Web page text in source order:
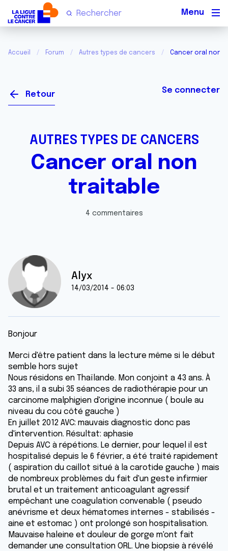
Accueil Forum Autres types de cancers Cancer oral non
Retour Se connecter
AUTRES TYPES DE CANCERS
Cancer oral non
traitable
4 commentaires
Alyx
14/03/2014 - 06:03
Bonjour
Merci d'être patient dans la lecture même si le début
semble hors sujet
Nous résidons en Thaïlande. Mon conjoint a 43 ans. À
33 ans, il a subi 35 séances de radiothérapie pour un
carcinome malphigien d'origine inconnue ( boule au
niveau du cou côté gauche )
En juillet 2012 AVC: mauvais diagnostic donc pas
d'intervention. Résultat: aphasie
Depuis AVC à répétions. Le dernier, pour lequel il est
hospitalisé depuis le 6 février, a été traité rapidement
( aspiration du caillot situé à la carotide gauche ) mais
de nombreux problèmes du fait d'un geste infirmier
brutal et un traitement anticoagulant agressif
empêchant une coagulation convenable ( pseudo
anévrisme et deux hématomes internes - stabilisés -
aine et estomac ) ont prolongé son hospitalisation.
Mauvaise haleine et douleur de gorge m'ont fait
demander une consultation ORL. Une biopsie à révélé